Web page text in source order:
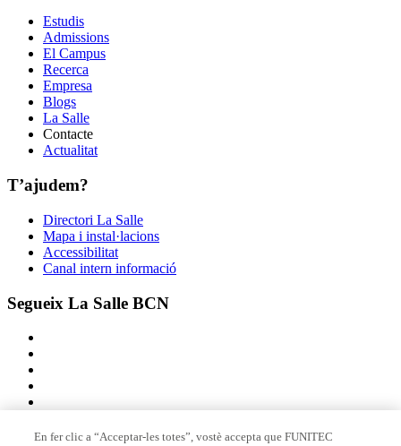
Estudis
Admissions
El Campus
Recerca
Empresa
Blogs
La Salle
Contacte
Actualitat
T’ajudem?
Directori La Salle
Mapa i instal·lacions
Accessibilitat
Canal intern informació
Segueix La Salle BCN
En fer clic a “Acceptar-les totes”, vostè accepta que FUNITEC